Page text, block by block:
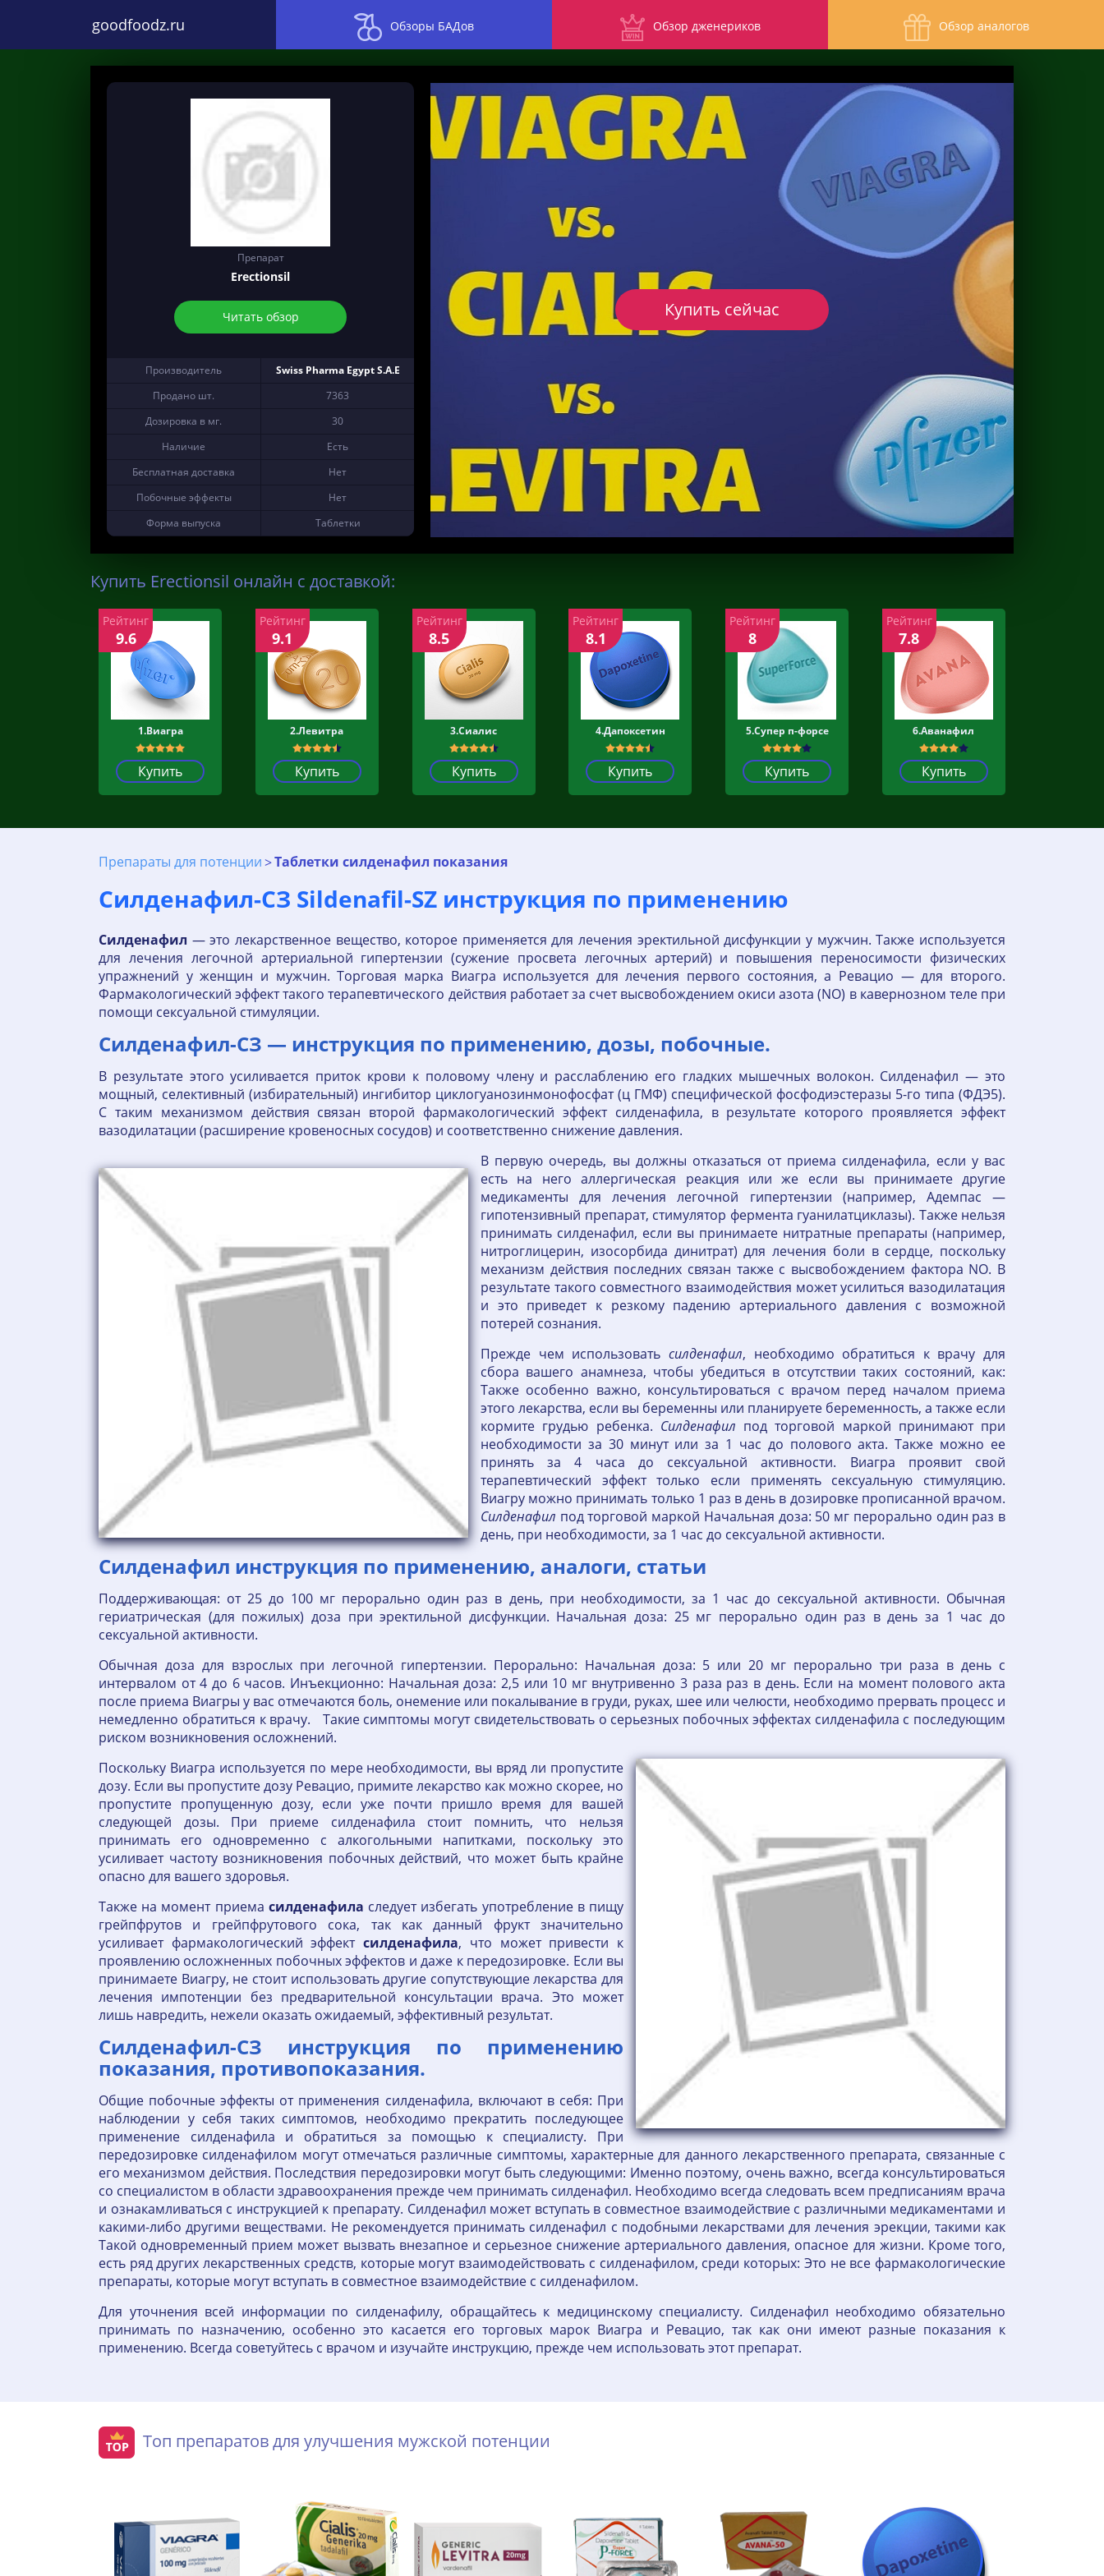
goodfoodz.ru Обзоры БАДов Обзор дженериков Обзор аналогов
Препарат
Erectionsil
Читать обзор
Производитель
Swiss Pharma Egypt S.A.E
Продано шт.
7363
Дозировка в мг.
30
Наличие
Есть
Бесплатная доставка
Нет
Побочные эффекты
Нет
Форма выпуска
Таблетки
Купить сейчас
Купить Erectionsil онлайн с доставкой:
1.Виагра
Купить
Рейтинг
9.6
2.Левитра
Купить
Рейтинг
9.1
3.Сиалис
Купить
Рейтинг
8.5
4.Дапоксетин
Купить
Рейтинг
8.1
5.Супер п-форсе
Купить
Рейтинг
8
6.Аванафил
Купить
Рейтинг
7.8
Препараты для потенции Таблетки силденафил показания
Силденафил-СЗ Sildenafil-SZ инструкция по применению
Силденафил — это лекарственное вещество, которое применяется для лечения эректильной дисфункции у мужчин. Также используется
для лечения легочной артериальной гипертензии (сужение просвета легочных артерий) и повышения переносимости физических
упражнений у женщин и мужчин. Торговая марка Виагра используется для лечения первого состояния, а Ревацио — для второго.
Фармакологический эффект такого терапевтического действия работает за счет высвобождением окиси азота (NO) в кавернозном теле при
помощи сексуальной стимуляции.
Силденафил-СЗ — инструкция по применению, дозы, побочные.
В результате этого усиливается приток крови к половому члену и расслаблению его гладких мышечных волокон. Силденафил — это
мощный, селективный (избирательный) ингибитор циклогуанозинмонофосфат (ц ГМФ) специфической фосфодиэстеразы 5-го типа (ФДЭ5).
С таким механизмом действия связан второй фармакологический эффект силденафила, в результате которого проявляется эффект
вазодилатации (расширение кровеносных сосудов) и соответственно снижение давления.
В первую очередь, вы должны отказаться от приема силденафила, если у вас
есть на него аллергическая реакция или же если вы принимаете другие
медикаменты для лечения легочной гипертензии (например, Адемпас —
гипотензивный препарат, стимулятор фермента гуанилатциклазы). Также нельзя
принимать силденафил, если вы принимаете нитратные препараты (например,
нитроглицерин, изосорбида динитрат) для лечения боли в сердце, поскольку
механизм действия последних связан также с высвобождением фактора NO. В
результате такого совместного взаимодействия может усилиться вазодилатация
и это приведет к резкому падению артериального давления с возможной
потерей сознания.
Прежде чем использовать силденафил, необходимо обратиться к врачу для
сбора вашего анамнеза, чтобы убедиться в отсутствии таких состояний, как:
Также особенно важно, консультироваться с врачом перед началом приема
этого лекарства, если вы беременны или планируете беременность, а также если
кормите грудью ребенка. Силденафил под торговой маркой принимают при
необходимости за 30 минут или за 1 час до полового акта. Также можно ее
принять за 4 часа до сексуальной активности. Виагра проявит свой
терапевтический эффект только если применять сексуальную стимуляцию.
Виагру можно принимать только 1 раз в день в дозировке прописанной врачом.
Силденафил под торговой маркой Начальная доза: 50 мг перорально один раз в
день, при необходимости, за 1 час до сексуальной активности.
Силденафил инструкция по применению, аналоги, статьи
Поддерживающая: от 25 до 100 мг перорально один раз в день, при необходимости, за 1 час до сексуальной активности. Обычная
гериатрическая (для пожилых) доза при эректильной дисфункции. Начальная доза: 25 мг перорально один раз в день за 1 час до
сексуальной активности.
Обычная доза для взрослых при легочной гипертензии. Перорально: Начальная доза: 5 или 20 мг перорально три раза в день с
интервалом от 4 до 6 часов. Инъекционно: Начальная доза: 2,5 или 10 мг внутривенно 3 раза раз в день. Если на момент полового акта
после приема Виагры у вас отмечаются боль, онемение или покалывание в груди, руках, шее или челюсти, необходимо прервать процесс и
немедленно обратиться к врачу. Такие симптомы могут свидетельствовать о серьезных побочных эффектах силденафила с последующим
риском возникновения осложнений.
Поскольку Виагра используется по мере необходимости, вы вряд ли пропустите
дозу. Если вы пропустите дозу Ревацио, примите лекарство как можно скорее, но
пропустите пропущенную дозу, если уже почти пришло время для вашей
следующей дозы. При приеме силденафила стоит помнить, что нельзя
принимать его одновременно с алкогольными напитками, поскольку это
усиливает частоту возникновения побочных действий, что может быть крайне
опасно для вашего здоровья.
Также на момент приема силденафила следует избегать употребление в пищу
грейпфрутов и грейпфрутового сока, так как данный фрукт значительно
усиливает фармакологический эффектсилденафила, что может привести к
проявлению осложненных побочных эффектов и даже к передозировке. Если вы
принимаете Виагру, не стоит использовать другие сопутствующие лекарства для
лечения импотенции без предварительной консультации врача. Это может
лишь навредить, нежели оказать ожидаемый, эффективный результат.
Силденафил-СЗ инструкция по применению
показания, противопоказания.
Общие побочные эффекты от применения силденафила, включают в себя: При
наблюдении у себя таких симптомов, необходимо прекратить последующее
применение силденафила и обратиться за помощью к специалисту. При
передозировке силденафилом могут отмечаться различные симптомы, характерные для данного лекарственного препарата, связанные с
его механизмом действия. Последствия передозировки могут быть следующими: Именно поэтому, очень важно, всегда консультироваться
со специалистом в области здравоохранения прежде чем принимать силденафил. Необходимо всегда следовать всем предписаниям врача
и ознакамливаться с инструкцией к препарату. Силденафил может вступать в совместное взаимодействие с различными медикаментами и
какими-либо другими веществами. Не рекомендуется принимать силденафил с подобными лекарствами для лечения эрекции, такими как
Такой одновременный прием может вызвать внезапное и серьезное снижение артериального давления, опасное для жизни. Кроме того,
есть ряд других лекарственных средств, которые могут взаимодействовать с силденафилом, среди которых: Это не все фармакологические
препараты, которые могут вступать в совместное взаимодействие с силденафилом.
Для уточнения всей информации по силденафилу, обращайтесь к медицинскому специалисту. Силденафил необходимо обязательно
принимать по назначению, особенно это касается его торговых марок Виагра и Ревацио, так как они имеют разные показания к
применению. Всегда советуйтесь с врачом и изучайте инструкцию, прежде чем использовать этот препарат.
Топ препаратов для улучшения мужской потенции